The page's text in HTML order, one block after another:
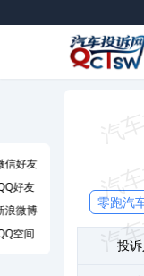
零跑汽
投诉
信好友
好友
浪微博
空间